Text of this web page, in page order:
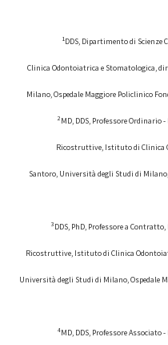
1DDS, Dipartimento di
Clinica Odontoiatrica e Stomatologica,
Milano, Ospedale Maggiore Policlinico
2 MD, DDS, Professore
Ricostruttive, Istituto di Clinica
Santoro, Università degli Studi di Milano,
3 DDS, PhD, Professore a
Ricostruttive, Istituto di Clinica
Università degli Studi di Milano, Ospedale
4MD, DDS, Professore